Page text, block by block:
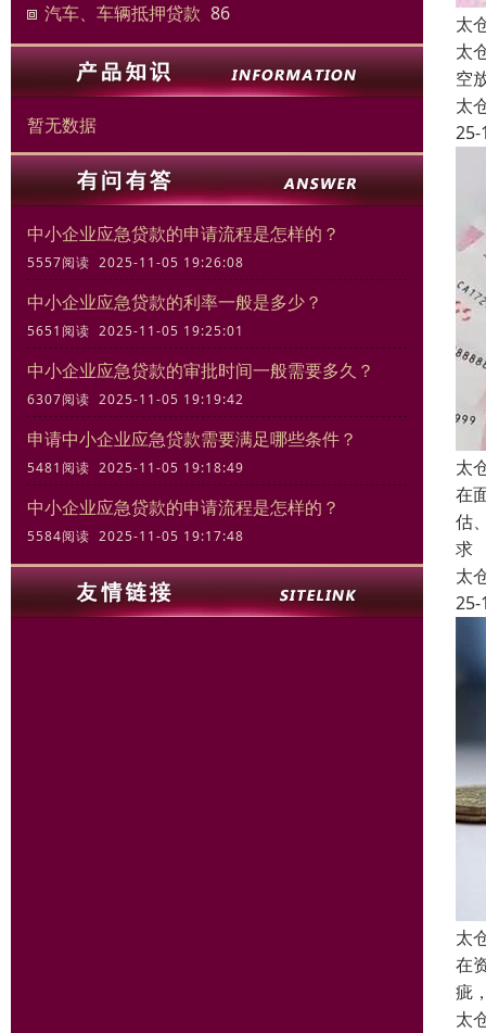
汽车、车辆抵押贷款 86
暂无数据
中小企业应急贷款的申请流程是怎样的？
5557阅读 2025-11-05 19:26:08
中小企业应急贷款的利率一般是多少？
5651阅读 2025-11-05 19:25:01
中小企业应急贷款的审批时间一般需要多久？
6307阅读 2025-11-05 19:19:42
申请中小企业应急贷款需要满足哪些条件？
5481阅读 2025-11-05 19:18:49
中小企业应急贷款的申请流程是怎样的？
5584阅读 2025-11-05 19:17:48
太
太
空
太
25-
太
在
估
求
太
25-
太
在
疵
太